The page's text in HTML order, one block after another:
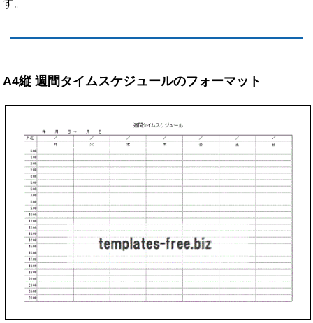
す。
A4縦 週間タイムスケジュールのフォーマット